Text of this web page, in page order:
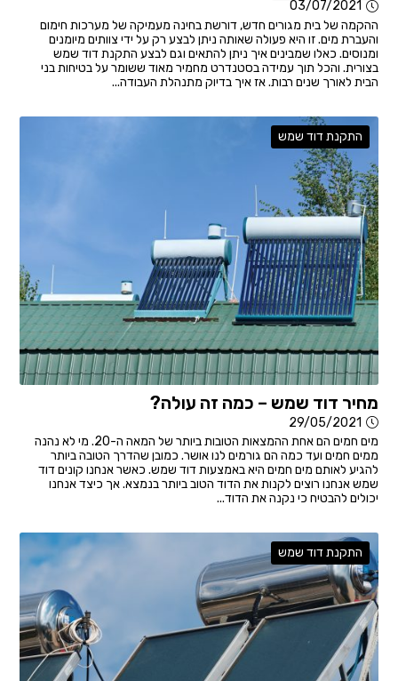
03/07/2021
ההקמה של בית מגורים חדש, דורשת בחינה מעמיקה של מערכות חימום
והעברת מים. זו היא פעולה שאותה ניתן לבצע רק על ידי צוותים מיומנים
ומנוסים. כאלו שמבינים איך ניתן להתאים וגם לבצע התקנת דוד שמש
בצורית. והכל תוך עמידה בסטנדרט מחמיר מאוד ששומר על בטיחות בני
הבית לאורך שנים רבות. אז איך בדיוק מתנהלת העבודה...
התקנת דוד שמש
מחיר דוד שמש – כמה זה עולה?
29/05/2021
מים חמים הם אחת ההמצאות הטובות ביותר של המאה ה-20. מי לא נהנה
ממים חמים ועד כמה הם גורמים לנו אושר. כמובן שהדרך הטובה ביותר
להגיע לאותם מים חמים היא באמצעות דוד שמש. כאשר אנחנו קונים דוד
שמש אנחנו רוצים לקנות את הדוד הטוב ביותר בנמצא. אך כיצד אנחנו
יכולים להבטיח כי נקנה את הדוד...
התקנת דוד שמש